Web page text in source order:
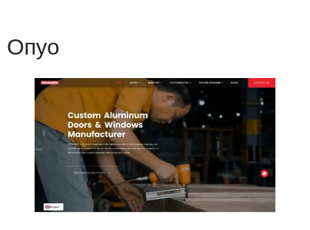
Опуо